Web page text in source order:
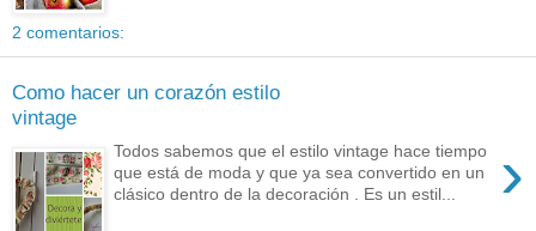
2 comentarios:
Como hacer un corazón estilo
vintage
›
Todos sabemos que el estilo vintage hace tiempo
que está de moda y que ya sea convertido en un
clásico dentro de la decoración . Es un estil...